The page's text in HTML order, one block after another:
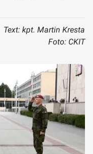
Text: kpt. Martin Kresta
Foto: CKIT